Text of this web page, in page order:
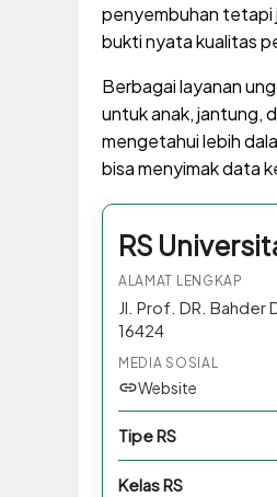
penyembuhan tetapi
bukti nyata kualitas
Berbagai layanan
untuk anak, jantung,
mengetahui lebih
bisa menyimak data
RS
ALAMAT LENGKAP
Jl. Prof. DR. Bahder
16424
MEDIA SOSIAL
Website
Tipe RS
Kelas RS